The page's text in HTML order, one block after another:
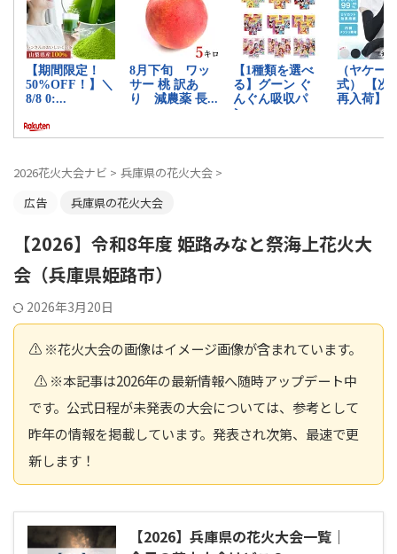
2026花火大会ナビ > 兵庫県の花火大会 >
広告
兵庫県の花火大会
【2026】令和8年度 姫路みなと祭海上花火大
会（兵庫県姫路市）
2026年3月20日
⚠️ ※花火大会の画像はイメージ画像が含まれています。
⚠️ ※本記事は2026年の最新情報へ随時アップデート中
です。公式日程が未発表の大会については、参考として
昨年の情報を掲載しています。発表され次第、最速で更
新します！
【2026】兵庫県の花火大会一覧｜